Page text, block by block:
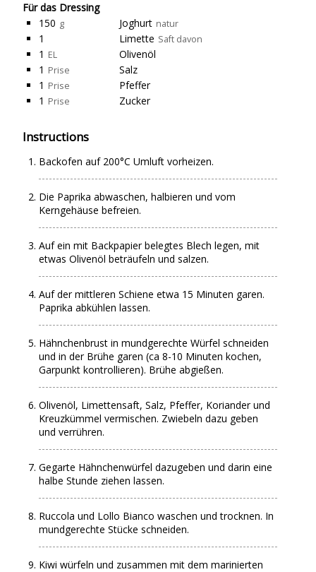
Für das Dressing
150 g Joghurt natur
1 Limette Saft davon
1 EL
Olivenöl
1 Prise
Salz
1 Prise
Pfeffer
1 Prise Zucker
Instructions
Backofen auf 200°C Umluft vorheizen.
Die Paprika abwaschen, halbieren und vom
Kerngehäuse befreien.
Auf ein mit Backpapier belegtes Blech legen, mit
etwas Olivenöl beträufeln und salzen.
Auf der mittleren Schiene etwa 15 Minuten garen.
Paprika abkühlen lassen.
Hähnchenbrust in mundgerechte Würfel schneiden
und in der Brühe garen (ca 8-10 Minuten kochen,
Garpunkt kontrollieren). Brühe abgießen.
Olivenöl, Limettensaft, Salz, Pfeffer, Koriander und
Kreuzkümmel vermischen. Zwiebeln dazu geben
und verrühren.
Gegarte Hähnchenwürfel dazugeben und darin eine
halbe Stunde ziehen lassen.
Ruccola und Lollo Bianco waschen und trocknen. In
mundgerechte Stücke schneiden.
Kiwi würfeln und zusammen mit dem marinierten